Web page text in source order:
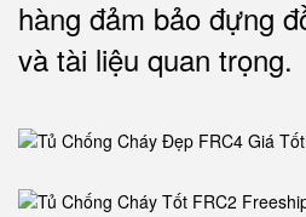
hàng đảm bảo đựng
và tài liệu quan trọng.